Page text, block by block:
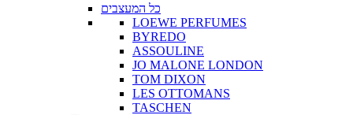
כל המעצבים
LOEWE PERFUMES
BYREDO
ASSOULINE
JO MALONE LONDON
TOM DIXON
LES OTTOMANS
TASCHEN